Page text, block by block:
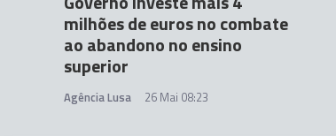
milhões de euros no combate
ao abandono no ensino
superior
Agência Lusa 26 Mai 08:23